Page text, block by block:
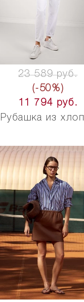
23 589 руб.
(-50%)
11 794 руб.
Рубашка из